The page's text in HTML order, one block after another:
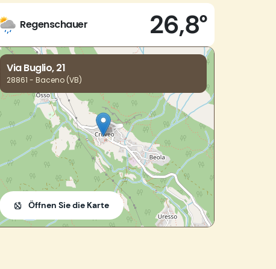
Regenschauer 26,8°
Via Buglio, 21
28861 - Baceno (VB)
Öffnen Sie die Karte